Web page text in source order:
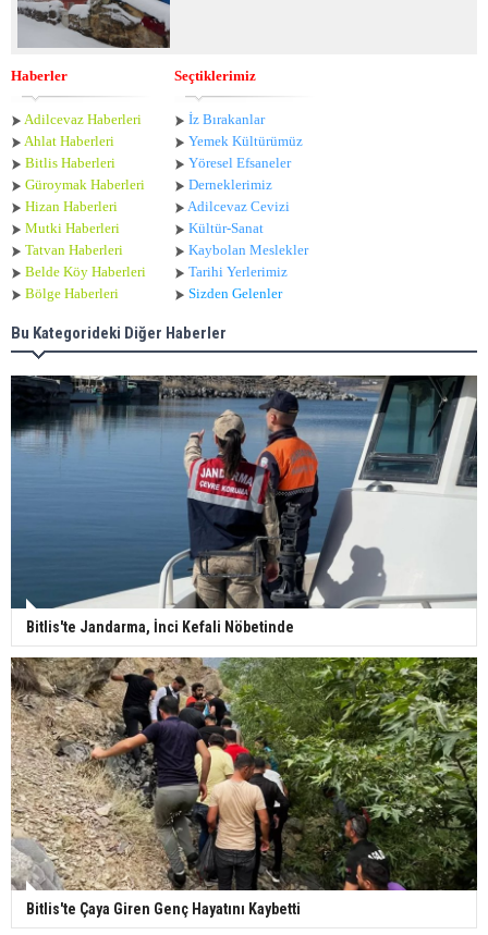
Haberler
Adilcevaz Haberleri
Ahlat Haberleri
Bitlis Haberleri
Güroymak Haberleri
Hizan Haberleri
Mutki Haberleri
Tatvan Haberleri
Belde Köy Haberleri
Bölge Haberleri
Seçtiklerimiz
İz Bırakanlar
Yemek Kültürümüz
Yöresel Efsaneler
Derneklerimiz
Adilcevaz Cevizi
Kültür-Sanat
Kaybolan Meslekler
Tarihi Yerlerimiz
Sizden Gelenler
Bu Kategorideki Diğer Haberler
Bitlis'te Jandarma, İnci Kefali Nöbetinde
Bitlis'te Çaya Giren Genç Hayatını Kaybetti